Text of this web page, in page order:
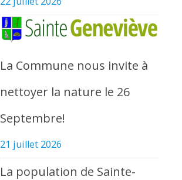
La Commune nous invite à
nettoyer la nature le 26
Septembre!
21 juillet 2026
La population de Sainte-